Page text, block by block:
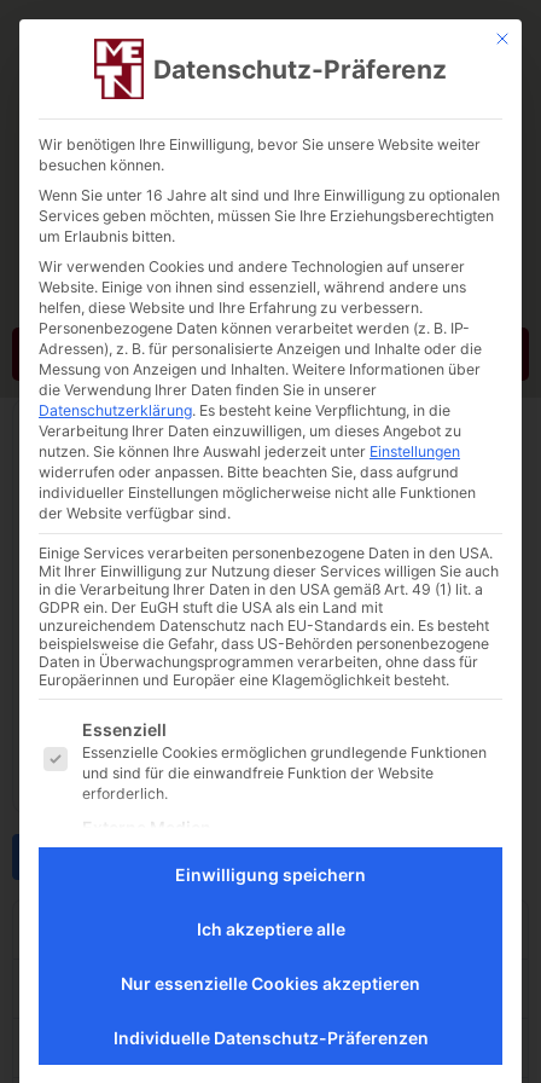
Tebbe-Neuenhaus
Quarzsand. Quarzkies. Testra®R
Kontakt
Datei-Anzahl
Erstellungsdatum 23. Mai 2025
Mit
Datenschutz-Präferenz
Wir benötigen Ihre Einwilligung, bevor Sie unsere Website weiter
besuchen können.
Wenn Sie unter 16 Jahre alt sind und Ihre Einwilligung zu optionalen
Services geben möchten, müssen Sie Ihre Erziehungsberechtigten
um Erlaubnis bitten.
Wir verwenden Cookies und andere Technologien auf unserer
Website. Einige von ihnen sind essenziell, während andere uns
helfen, diese Website und Ihre Erfahrung zu verbessern.
Personenbezogene Daten können verarbeitet werden (z. B. IP-
Adressen), z. B. für personalisierte Anzeigen und Inhalte oder die
Messung von Anzeigen und Inhalten. Weitere Informationen über
die Verwendung Ihrer Daten finden Sie in unserer
Datenschutzerklärung. Es besteht keine Verpflichtung, in die
Verarbeitung Ihrer Daten einzuwilligen, um dieses Angebot zu
nutzen. Sie können Ihre Auswahl jederzeit unter Einstellungen
widerrufen oder anpassen. Bitte beachten Sie, dass aufgrund
individueller Einstellungen möglicherweise nicht alle Funktionen
der Website verfügbar sind.
Einige Services verarbeiten personenbezogene Daten in den USA.
Mit Ihrer Einwilligung zur Nutzung dieser Services willigen Sie auch
in die Verarbeitung Ihrer Daten in den USA gemäß Art. 49 (1) lit. a
GDPR ein. Der EuGH stuft die USA als ein Land mit
unzureichendem Datenschutz nach EU-Standards ein. Es besteht
beispielsweise die Gefahr, dass US-Behörden personenbezogene
Daten in Überwachungsprogrammen verarbeiten, ohne dass für
Europäerinnen und Europäer eine Klagemöglichkeit besteht.
Es folgt eine Liste der Service-Gruppen, für die eine
Essenziell
Essenzielle Cookies ermöglichen grundlegende Funktionen
und sind für die einwandfreie Funktion der Website
erforderlich.
Externe Medien
Inhalte von Videoplattformen und Social-Media-Plattformen
werden standardmäßig blockiert. Wenn Cookies von
Einwilligung speichern
Ich akzeptiere alle
Nur essenzielle Cookies akzeptieren
Individuelle Datenschutz-Präferenzen